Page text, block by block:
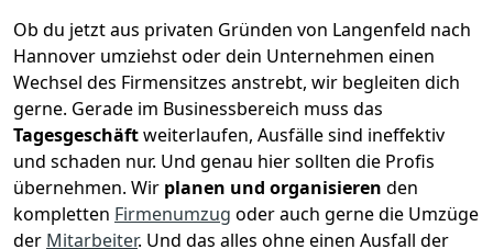
Ob du jetzt aus privaten Gründen von Langenfeld nach
Hannover umziehst oder dein Unternehmen einen
Wechsel des Firmensitzes anstrebt, wir begleiten dich
gerne. Gerade im Businessbereich muss das
Tagesgeschäftweiterlaufen, Ausfälle sind ineffektiv
und schaden nur. Und genau hier sollten die Profis
übernehmen. Wir planen und organisieren den
kompletten Firmenumzug oder auch gerne die Umzüge
der Mitarbeiter. Und das alles ohne einen Ausfall der